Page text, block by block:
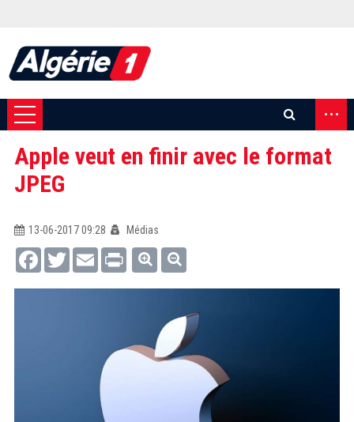
...
Apple veut en finir avec le format
JPEG
13-06-2017 09:28
Médias
FacebookTwitterEmail Print